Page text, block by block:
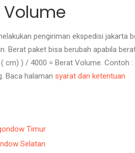
pengiriman ekspedisi
Berat paket bisa berubah apabila
cm) ) / 4000 = Berat Volume.
Baca halaman syarat dan ketentuan
Timur
Selatan